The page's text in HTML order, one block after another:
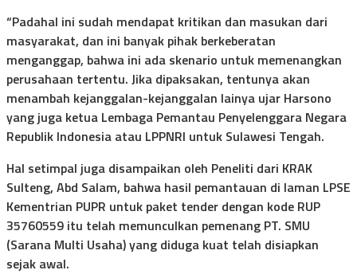
“Padahal ini sudah mendapat kritikan dan masukan dari
masyarakat, dan ini banyak pihak berkeberatan
menganggap, bahwa ini ada skenario untuk memenangkan
perusahaan tertentu. Jika dipaksakan, tentunya akan
menambah kejanggalan-kejanggalan lainya ujar Harsono
yang juga ketua Lembaga Pemantau Penyelenggara Negara
Republik Indonesia atau LPPNRI untuk Sulawesi Tengah.
Hal setimpal juga disampaikan oleh Peneliti dari KRAK
Sulteng, Abd Salam, bahwa hasil pemantauan di laman LPSE
Kementrian PUPR untuk paket tender dengan kode RUP
35760559 itu telah memunculkan pemenang PT. SMU
(Sarana Multi Usaha) yang diduga kuat telah disiapkan
sejak awal.